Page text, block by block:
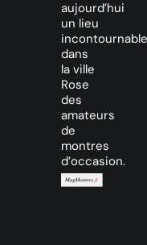
aujourd’hui
un lieu
incontournable
dans
la ville
Rose
des
amateurs
de
montres
d’occasion.